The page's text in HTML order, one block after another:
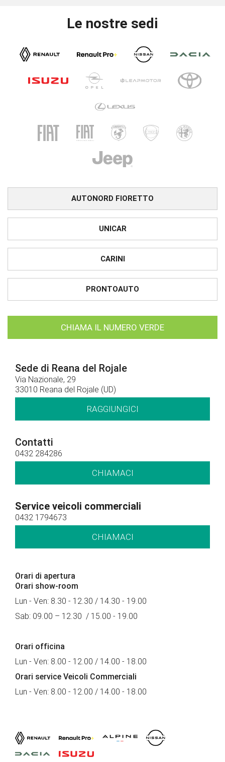
Le nostre sedi
AUTONORD FIORETTO
UNICAR
CARINI
PRONTOAUTO
CHIAMA IL NUMERO VERDE
Sede di Reana del Rojale
Via Nazionale, 29
33010 Reana del Rojale (UD)
RAGGIUNGICI
Contatti
0432 284286
CHIAMACI
Service veicoli commerciali
0432 1794673
CHIAMACI
Orari di apertura
Orari show-room
Lun - Ven: 8.30 - 12.30 / 14.30 - 19.00
Sab: 09.00 – 12.30 / 15.00 - 19.00
Orari officina
Lun - Ven: 8.00 - 12.00 / 14.00 - 18.00
Orari service Veicoli Commerciali
Lun - Ven: 8.00 - 12.00 / 14.00 - 18.00